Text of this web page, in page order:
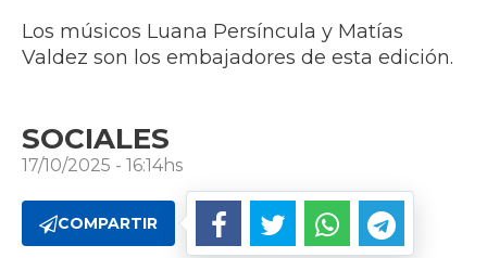
Los músicos Luana Persíncula y Matías
Valdez son los embajadores de esta edición.
SOCIALES
17/10/2025 - 16:14hs
COMPARTIR